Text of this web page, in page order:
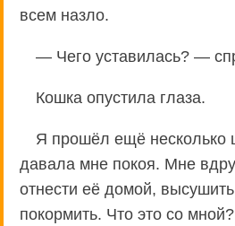
всем назло.
— Чего уставилась? —
Кошка опустила глаза.
Я прошёл ещё несколько
давала мне покоя. Мне
отнести её домой,
покормить. Что это со